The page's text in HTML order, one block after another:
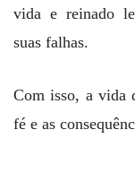
vida e reinado
suas falhas.
Com isso, a vida
fé e as